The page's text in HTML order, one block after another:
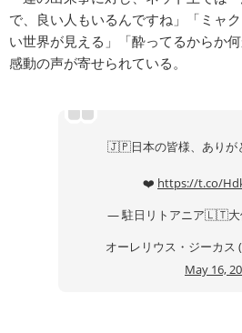
で、良い人もいるんですね」「ミャ
い世界が見える」「酔ってるからか
感動の声が寄せられている。
🇯🇵日本の皆様、ありが
❤️ https://t.co/
— 駐日リトアニア🇱🇹大
オーレリウス・ジーカス
May 16,